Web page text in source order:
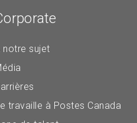
notre sujet
travaille à Postes Canada